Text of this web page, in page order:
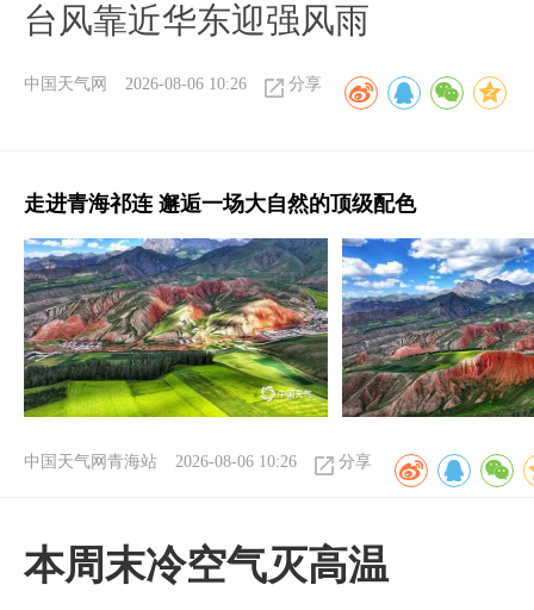
台风靠近华东迎强风雨
中国天气网 2026-08-06 10:26 分享
走进青海祁连 邂逅一场大自然的顶级配色
中国天气网青海站 2026-08-06 10:26 分享
本周末冷空气灭高温